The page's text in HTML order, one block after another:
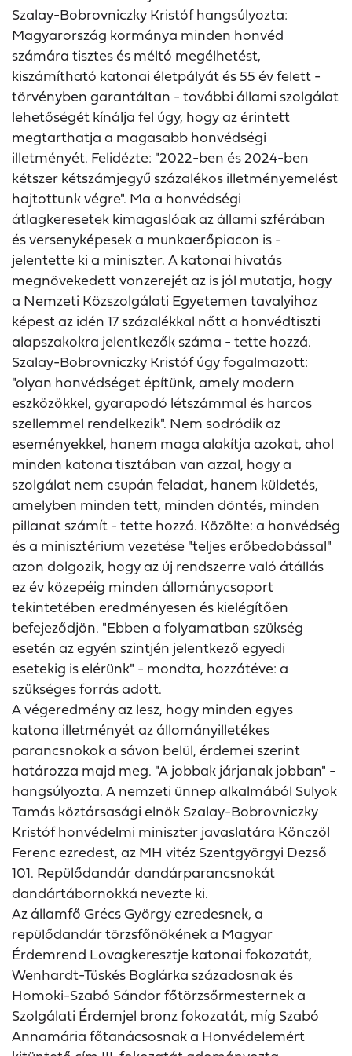
Szalay-Bobrovniczky Kristóf hangsúlyozta:
Magyarország kormánya minden honvéd
számára tisztes és méltó megélhetést,
kiszámítható katonai életpályát és 55 év felett -
törvényben garantáltan - további állami szolgálat
lehetőségét kínálja fel úgy, hogy az érintett
megtarthatja a magasabb honvédségi
illetményét. Felidézte: "2022-ben és 2024-ben
kétszer kétszámjegyű százalékos illetményemelést
hajtottunk végre". Ma a honvédségi
átlagkeresetek kimagaslóak az állami szférában
és versenyképesek a munkaerőpiacon is -
jelentette ki a miniszter. A katonai hivatás
megnövekedett vonzerejét az is jól mutatja, hogy
a Nemzeti Közszolgálati Egyetemen tavalyihoz
képest az idén 17 százalékkal nőtt a honvédtiszti
alapszakokra jelentkezők száma - tette hozzá.
Szalay-Bobrovniczky Kristóf úgy fogalmazott:
"olyan honvédséget építünk, amely modern
eszközökkel, gyarapodó létszámmal és harcos
szellemmel rendelkezik". Nem sodródik az
eseményekkel, hanem maga alakítja azokat, ahol
minden katona tisztában van azzal, hogy a
szolgálat nem csupán feladat, hanem küldetés,
amelyben minden tett, minden döntés, minden
pillanat számít - tette hozzá. Közölte: a honvédség
és a minisztérium vezetése "teljes erőbedobással"
azon dolgozik, hogy az új rendszerre való átállás
ez év közepéig minden állománycsoport
tekintetében eredményesen és kielégítően
befejeződjön. "Ebben a folyamatban szükség
esetén az egyén szintjén jelentkező egyedi
esetekig is elérünk" - mondta, hozzátéve: a
szükséges forrás adott.
A végeredmény az lesz, hogy minden egyes
katona illetményét az állományilletékes
parancsnokok a sávon belül, érdemei szerint
határozza majd meg. "A jobbak járjanak jobban" -
hangsúlyozta. A nemzeti ünnep alkalmából Sulyok
Tamás köztársasági elnök Szalay-Bobrovniczky
Kristóf honvédelmi miniszter javaslatára Könczöl
Ferenc ezredest, az MH vitéz Szentgyörgyi Dezső
101. Repülődandár dandárparancsnokát
dandártábornokká nevezte ki.
Az államfő Grécs György ezredesnek, a
repülődandár törzsfőnökének a Magyar
Érdemrend Lovagkeresztje katonai fokozatát,
Wenhardt-Tüskés Boglárka századosnak és
Homoki-Szabó Sándor főtörzsőrmesternek a
Szolgálati Érdemjel bronz fokozatát, míg Szabó
Annamária főtanácsosnak a Honvédelemért